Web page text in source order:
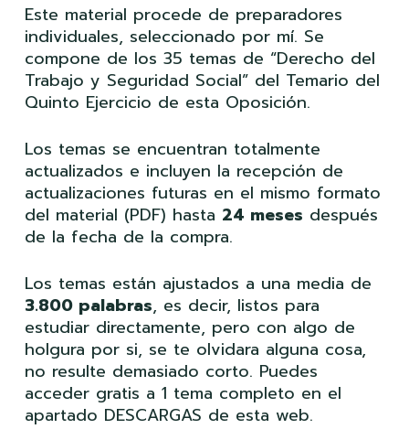
Este material procede de preparadores
individuales, seleccionado por mí. Se
compone de los 35 temas de “Derecho del
Trabajo y Seguridad Social” del Temario del
Quinto Ejercicio de esta Oposición.
Los temas se encuentran totalmente
actualizados e incluyen la recepción de
actualizaciones futuras en el mismo formato
del material (PDF) hasta 24 meses después
de la fecha de la compra.
Los temas están ajustados a una media de
3.800 palabras, es decir, listos para
estudiar directamente, pero con algo de
holgura por si, se te olvidara alguna cosa,
no resulte demasiado corto. Puedes
acceder gratis a 1 tema completo en el
apartado DESCARGAS de esta web.